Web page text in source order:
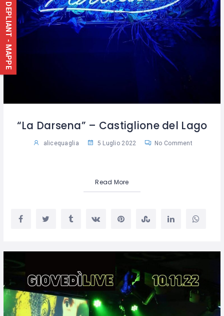
“La Darsena” – Castiglione del Lago
alicequaglia 5 Luglio 2022 No Comment
Read More